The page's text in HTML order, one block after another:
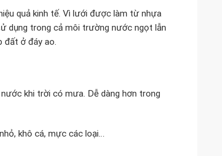
quả kinh tế. Vì lưới được làm từ nhựa
dụng trong cả môi trường nước ngọt lẫn
đất ở đáy ao.
khi trời có mưa. Dễ dàng hơn trong
khô cá, mực các loại…